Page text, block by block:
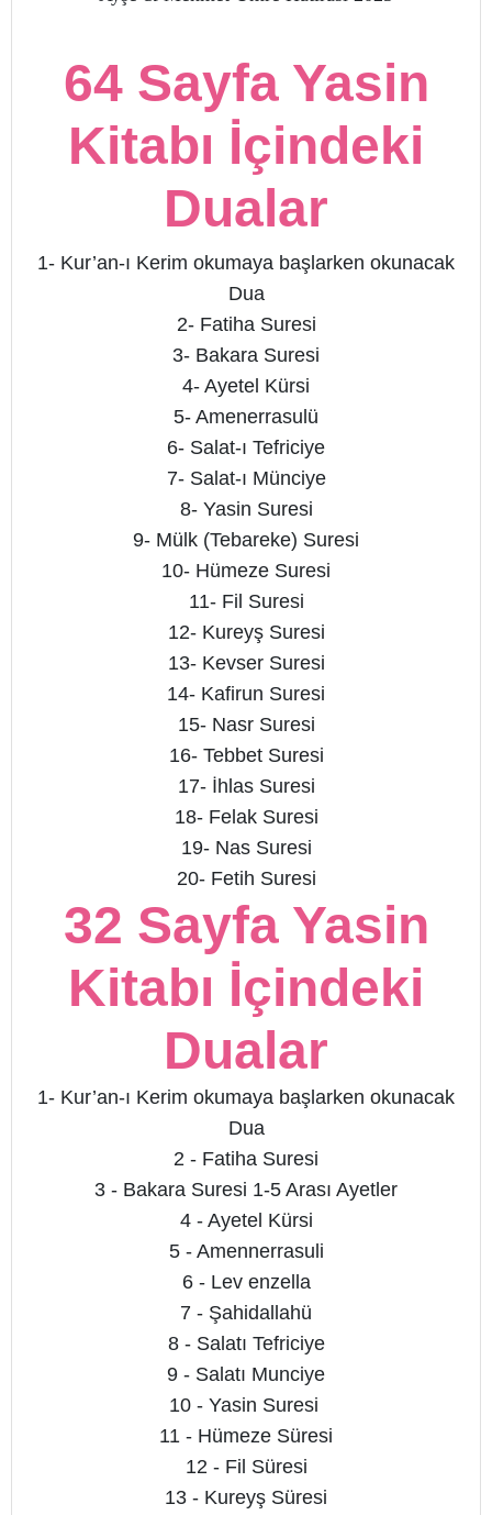
64 Sayfa Yasin
Kitabı İçindeki
Dualar
1- Kur’an-ı Kerim okumaya başlarken okunacak
Dua
2- Fatiha Suresi
3- Bakara Suresi
4- Ayetel Kürsi
5- Amenerrasulü
6- Salat-ı Tefriciye
7- Salat-ı Münciye
8- Yasin Suresi
9- Mülk (Tebareke) Suresi
10- Hümeze Suresi
11- Fil Suresi
12- Kureyş Suresi
13- Kevser Suresi
14- Kafirun Suresi
15- Nasr Suresi
16- Tebbet Suresi
17- İhlas Suresi
18- Felak Suresi
19- Nas Suresi
20- Fetih Suresi
32 Sayfa Yasin
Kitabı İçindeki
Dualar
1- Kur’an-ı Kerim okumaya başlarken okunacak
Dua
2 - Fatiha Suresi
3 - Bakara Suresi 1-5 Arası Ayetler
4 - Ayetel Kürsi
5 - Amennerrasuli
6 - Lev enzella
7 - Şahidallahü
8 - Salatı Tefriciye
9 - Salatı Munciye
10 - Yasin Suresi
11 - Hümeze Süresi
12 - Fil Süresi
13 - Kureyş Süresi